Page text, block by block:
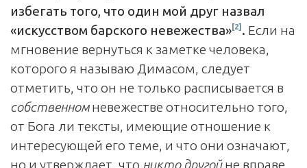
избегать того, что один мой друг назвал
«искусством барского невежества»[2] . Если на
мгновение вернуться к заметке человека,
которого я называю Димасом, следует
отметить, что он не только расписывается в
собственномневежестве относительно того,
от Бога ли тексты, имеющие отношение к
интересующей его теме, и что они означают,
но и утверждает, что никто другойне вправе